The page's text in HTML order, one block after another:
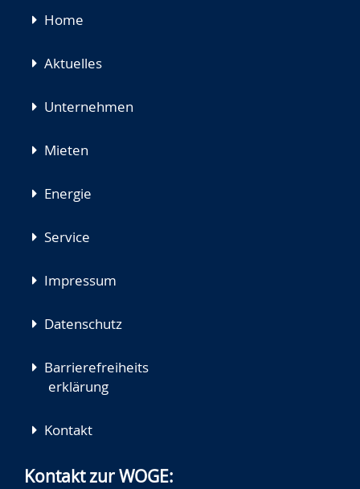
Navigation
Home
Aktuelles
Unternehmen
Mieten
Energie
Service
Impressum
Datenschutz
Barrierefreiheits
erklärung
Kontakt
Kontakt zur WOGE: